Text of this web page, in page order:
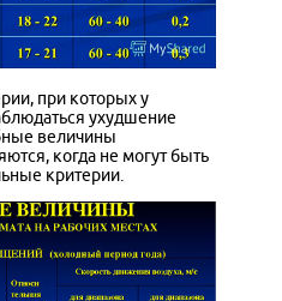
при которых у
ухудшение
величины
когда не могут быть
критерии.